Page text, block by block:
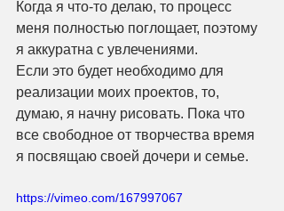
Когда я что-то делаю, то процесс
меня полностью поглощает, поэтому
я аккуратна с увлечениями.
Если это будет необходимо для
реализации моих проектов, то,
думаю, я начну рисовать. Пока что
все свободное от творчества время
я посвящаю своей дочери и семье.
https://vimeo.com/167997067